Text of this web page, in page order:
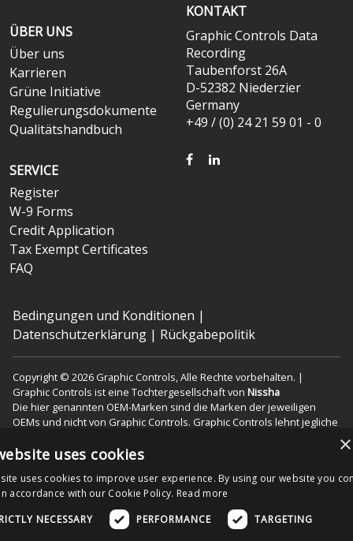
ÜBER UNS
Über uns
Karrieren
Grüne Initiative
Regulierungsdokumente
Qualitätshandbuch
SERVICE
Register
W-9 Forms
Credit Application
Tax Exempt Certificates
FAQ
KONTAKT
Graphic Controls Data
Recording
Taubenforst 26A
D-52382 Niederzier
Germany
+49 / (0) 24 21 59 01 - 0
FACEBOOK
LINKEDIN
Bedingungen und Konditionen |
Datenschutzerklärung | Rückgabepolitik
Copyright © 2026 Graphic Controls, Alle Rechte vorbehalten. |
Graphic Controls ist eine Tochtergesellschaft von Nissha
Die hier genannten OEM-Marken sind die Marken der jeweiligen
OEMs und nicht von Graphic Controls. Graphic Controls lehnt jegliche
Produkten und denen der jeweiligen OEMs ab.
Nissha Medical Technologies Corporate Home
×
uses cookies
uses cookies to improve user experience. By using our website you
accordance with our Cookie Policy. Read more
NECESSARY
PERFORMANCE TARGETING